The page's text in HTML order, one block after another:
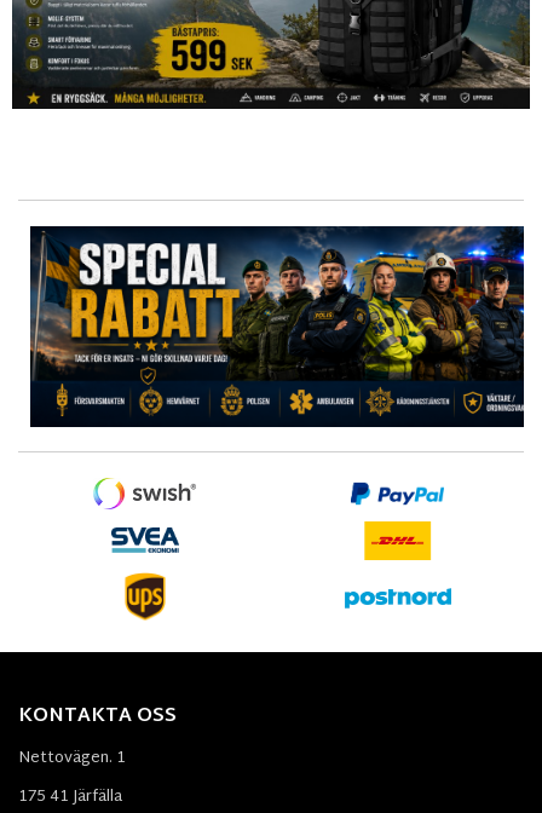
KONTAKTA OSS
Nettovägen. 1
175 41 Järfälla